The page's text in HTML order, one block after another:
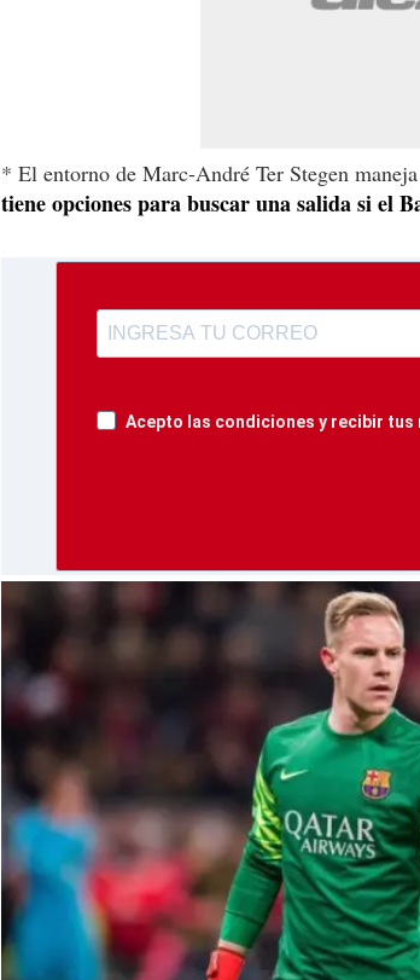
* El entorno de Marc-André Ter Stegen
tiene opciones para buscar una salida si el
Acepto las condiciones y recibir tus